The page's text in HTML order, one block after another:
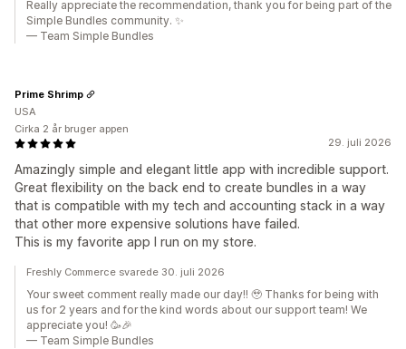
Really appreciate the recommendation, thank you for being part of the
Simple Bundles community. ✨
— Team Simple Bundles
29. juli 2026
Amazingly simple and elegant little app with incredible support.
Great flexibility on the back end to create bundles in a way
that is compatible with my tech and accounting stack in a way
that other more expensive solutions have failed.
This is my favorite app I run on my store.
Prime Shrimp
USA
Cirka 2 år bruger appen
Freshly Commerce svarede 30. juli 2026
Your sweet comment really made our day!! 🥹 Thanks for being with
us for 2 years and for the kind words about our support team! We
appreciate you! 🥳🎉
— Team Simple Bundles